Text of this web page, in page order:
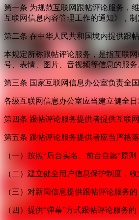
第一条 为规范互联网跟帖评论服务，
互联网信息内容管理工作的通知》，制
第二条 在中华人民共和国境内提供跟
本规定所称跟帖评论服务，是指互联
号、表情、图片、音视频等信息的服务
第三条 国家互联网信息办公室负责全
各级互联网信息办公室应当建立健全
第四条 跟帖评论服务提供者提供互联
第五条 跟帖评论服务提供者应当严格
（一）按照“后台实名、前台自愿”原
（二）建立健全用户信息保护制度，
（三）对新闻信息提供跟帖评论服务
（四）提供“弹幕”方式跟帖评论服务